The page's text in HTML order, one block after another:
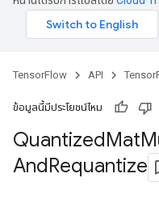
TensorFlow API
ข้อมูลนี้มีประโยชน์ไหม
QuantizedMat
AndRequantize